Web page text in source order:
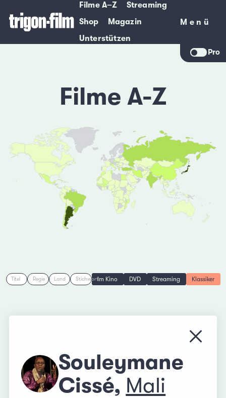
Filme A–Z
Streaming
Shop
Magazin
Unterstützen
Menü
Menü
Pro
Filme A-Z
Titel Regie Land StichwortIm Kino DVD Streaming Klassiker
Menü
Souleymane
Cissé, Mali